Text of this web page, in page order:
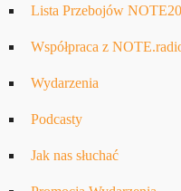
Lista Przebojów NOTE20
Współpraca z
Wydarzenia
Podcasty
Jak nas słuchać